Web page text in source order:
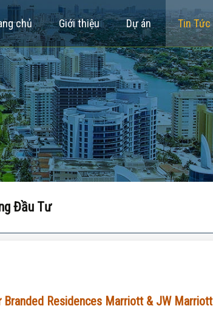
chủ Giới thiệu Dự án Tin Tức
Đầu Tư
Branded Residences Marriott & JW Marriott